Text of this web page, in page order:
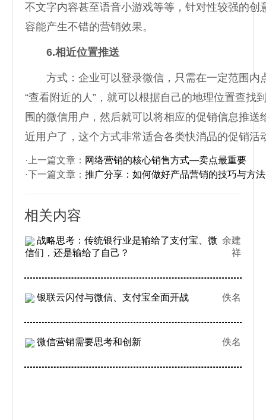
不文字内容甚至语音小游戏等等，针对性较强的创
容能产生不错的营销效果。
6.相近位置推送
方式：企业可以登录微信，只需在一定范围内
“查看附近的人”，就可以根据自己的地理位置查找
围的微信用户，然后就可以将相应的促销信息推送
近用户了，这个方式非常适合各类快消品的促销活
·上一篇文章： 网络营销的核心销售方式—卖点最重要
·下一篇文章： 推广分享：如何做好产品营销的技巧与方法
相关内容
战略思考：传统银行业是输给了支付宝、微
信们，还是输给了自己？
余建
祥
银联云闪付与微信、支付宝全面开战 佚名
微信营销需要思考和创新 佚名